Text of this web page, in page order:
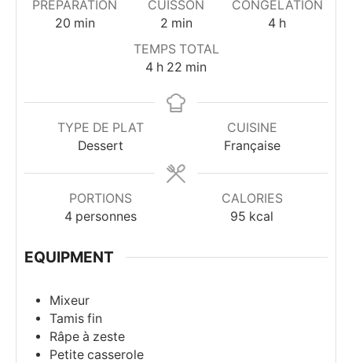
PRÉPARATION
20minutes
min
CUISSON
2minutes
min
CONGÉLATION
4heures
h
TEMPS TOTAL
4heures
h 22 minutes
min
TYPE DE PLAT
Dessert
CUISINE
Française
PORTIONS
4 personnes
CALORIES
95 kcal
EQUIPMENT
Mixeur
Tamis fin
Râpe à zeste
Petite casserole